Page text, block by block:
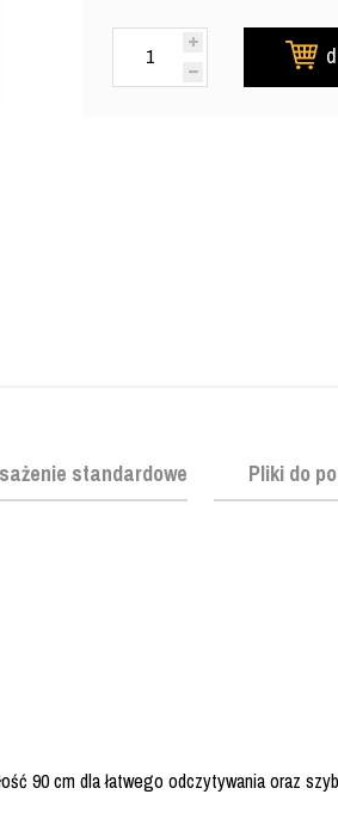
standardowe Pliki do
90 cm dla łatwego odczytywania oraz